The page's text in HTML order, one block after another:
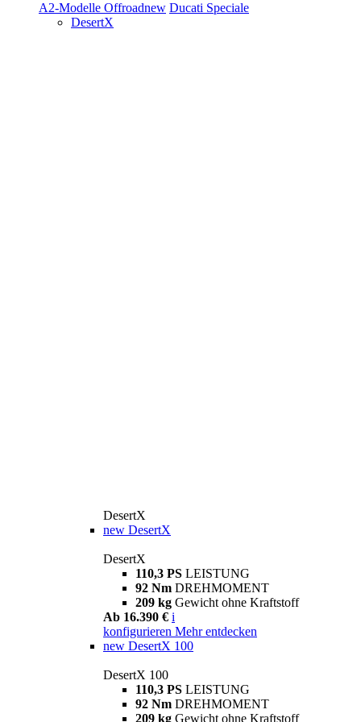
A2-Modelle Offroadnew Ducati Speciale
DesertX
DesertX
new DesertX
DesertX
110,3 PS LEISTUNG
92 Nm DREHMOMENT
209 kg Gewicht ohne Kraftstoff
Ab 16.390 € i
konfigurieren Mehr entdecken
new DesertX 100
DesertX 100
110,3 PS LEISTUNG
92 Nm DREHMOMENT
209 kg Gewicht ohne Kraftstoff